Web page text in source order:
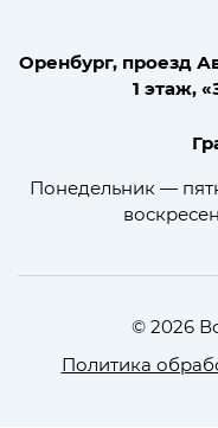
Оренбург, проезд
1 этаж,
Понедельник —
© 2026
Политика